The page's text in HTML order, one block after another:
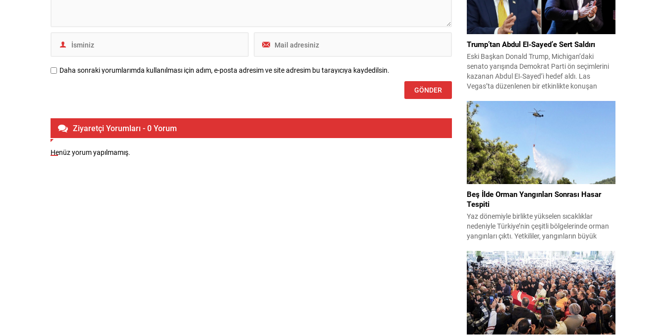
Daha sonraki yorumlarımda kullanılması için adım, e-posta adresim ve site adresim bu tarayıcıya kaydedilsin.
Ziyaretçi Yorumları - 0 Yorum
Henüz yorum yapılmamış.
Trump’tan Abdul El‑Sayed’e Sert Saldırı
Eski Başkan Donald Trump, Michigan’daki
senato yarışında Demokrat Parti ön seçimlerini
kazanan Abdul El‑Sayed’i hedef aldı. Las
Vegas’ta düzenlenen bir etkinlikte konuşan
karşı olumsuz duygular taşıyan bir kişi olmakla
suçladı ve onu “komünist” olarak nitelendirdi.
Trump, konuşmasında El‑Sayed’in “Yahudilerden
nefret ettiğini” öne sürerek, bu...
Beş İlde Orman Yangınları Sonrası Hasar
Tespiti
Yaz dönemiyle birlikte yükselen sıcaklıklar
nedeniyle Türkiye’nin çeşitli bölgelerinde orman
yangınları çıktı. Yetkililer, yangınların büyük
sürmesi nedeniyle vatandaşları dikkatli olmaya
çağırıyor. Çevre, Şehircilik ve İklim Değişikliği
Bakanı Murat Kurum, beş ilde yapılan hasar
tespitlerinin sonuçlarını paylaştı ve etkilenenlerin
yanında olunacağını vurguladı. Kayıtlar ve
tespit...